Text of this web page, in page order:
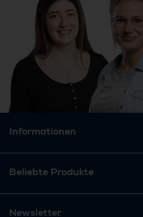
Informationen
Beliebte Produkte
Newsletter